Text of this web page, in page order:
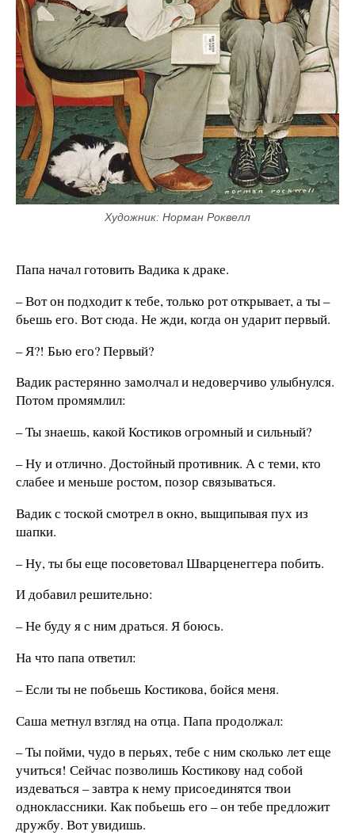
Художник: Норман Роквелл
Папа начал готовить Вадика к драке.
– Вот он подходит к тебе, только рот открывает, а ты –
бьешь его. Вот сюда. Не жди, когда он ударит первый.
– Я?! Бью его? Первый?
Вадик растерянно замолчал и недоверчиво улыбнулся.
Потом промямлил:
– Ты знаешь, какой Костиков огромный и сильный?
– Ну и отлично. Достойный противник. А с теми, кто
слабее и меньше ростом, позор связываться.
Вадик с тоской смотрел в окно, выщипывая пух из
шапки.
– Ну, ты бы еще посоветовал Шварценеггера побить.
И добавил решительно:
– Не буду я с ним драться. Я боюсь.
На что папа ответил:
– Если ты не побьешь Костикова, бойся меня.
Саша метнул взгляд на отца. Папа продолжал:
– Ты пойми, чудо в перьях, тебе с ним сколько лет еще
учиться! Сейчас позволишь Костикову над собой
издеваться – завтра к нему присоединятся твои
одноклассники. Как побьешь его – он тебе предложит
дружбу. Вот увидишь.